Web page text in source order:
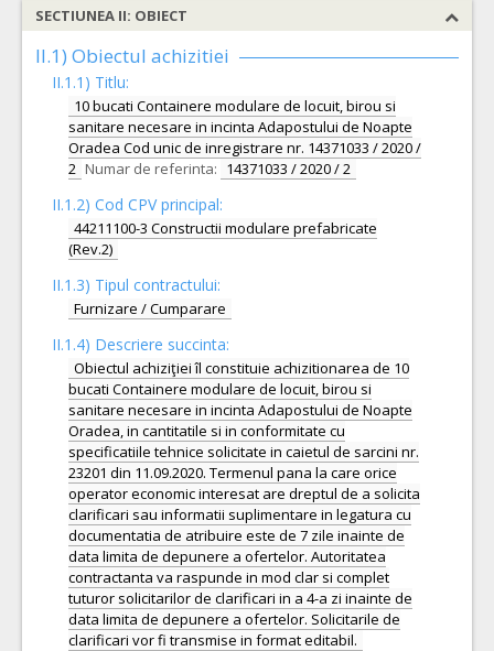
SECTIUNEA II: OBIECT
II.1) Obiectul achizitiei
II.1.1) Titlu:
10 bucati Containere modulare de locuit, birou si
sanitare necesare in incinta Adapostului de Noapte
Oradea Cod unic de inregistrare nr. 14371033 / 2020 /
2 Numar de referinta: 14371033 / 2020 / 2
II.1.2) Cod CPV principal:
44211100-3 Constructii modulare prefabricate
(Rev.2)
II.1.3) Tipul contractului:
Furnizare / Cumparare
II.1.4) Descriere succinta:
Obiectul achiziţiei îl constituie achizitionarea de 10
bucati Containere modulare de locuit, birou si
sanitare necesare in incinta Adapostului de Noapte
Oradea, in cantitatile si in conformitate cu
specificatiile tehnice solicitate in caietul de sarcini nr.
23201 din 11.09.2020. Termenul pana la care orice
operator economic interesat are dreptul de a solicita
clarificari sau informatii suplimentare in legatura cu
documentatia de atribuire este de 7 zile inainte de
data limita de depunere a ofertelor. Autoritatea
contractanta va raspunde in mod clar si complet
tuturor solicitarilor de clarificari in a 4-a zi inainte de
data limita de depunere a ofertelor. Solicitarile de
clarificari vor fi transmise in format editabil.